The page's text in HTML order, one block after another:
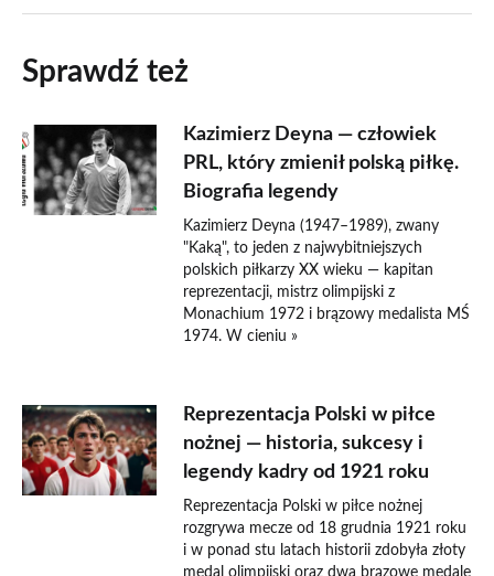
Sprawdź też
Kazimierz Deyna — człowiek
PRL, który zmienił polską piłkę.
Biografia legendy
Kazimierz Deyna (1947–1989), zwany
"Kaką", to jeden z najwybitniejszych
polskich piłkarzy XX wieku — kapitan
reprezentacji, mistrz olimpijski z
Monachium 1972 i brązowy medalista MŚ
1974. W cieniu »
Reprezentacja Polski w piłce
nożnej — historia, sukcesy i
legendy kadry od 1921 roku
Reprezentacja Polski w piłce nożnej
rozgrywa mecze od 18 grudnia 1921 roku
i w ponad stu latach historii zdobyła złoty
medal olimpijski oraz dwa brązowe medale